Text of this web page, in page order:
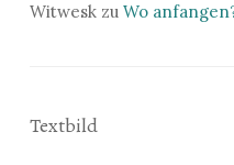
Witwesk zu Wo
Textbild